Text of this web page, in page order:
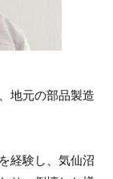
地元の部品製造
経験し、気仙沼